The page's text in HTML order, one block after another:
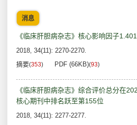
消息
《临床肝胆病杂志》核心影响因子
2018, 34(11): 2270-2270.
摘要(353) PDF (66KB)(93)
《临床肝胆病杂志》综合评价总分在
核心期刊中排名跃至第155位
2018, 34(11): 2277-2277.